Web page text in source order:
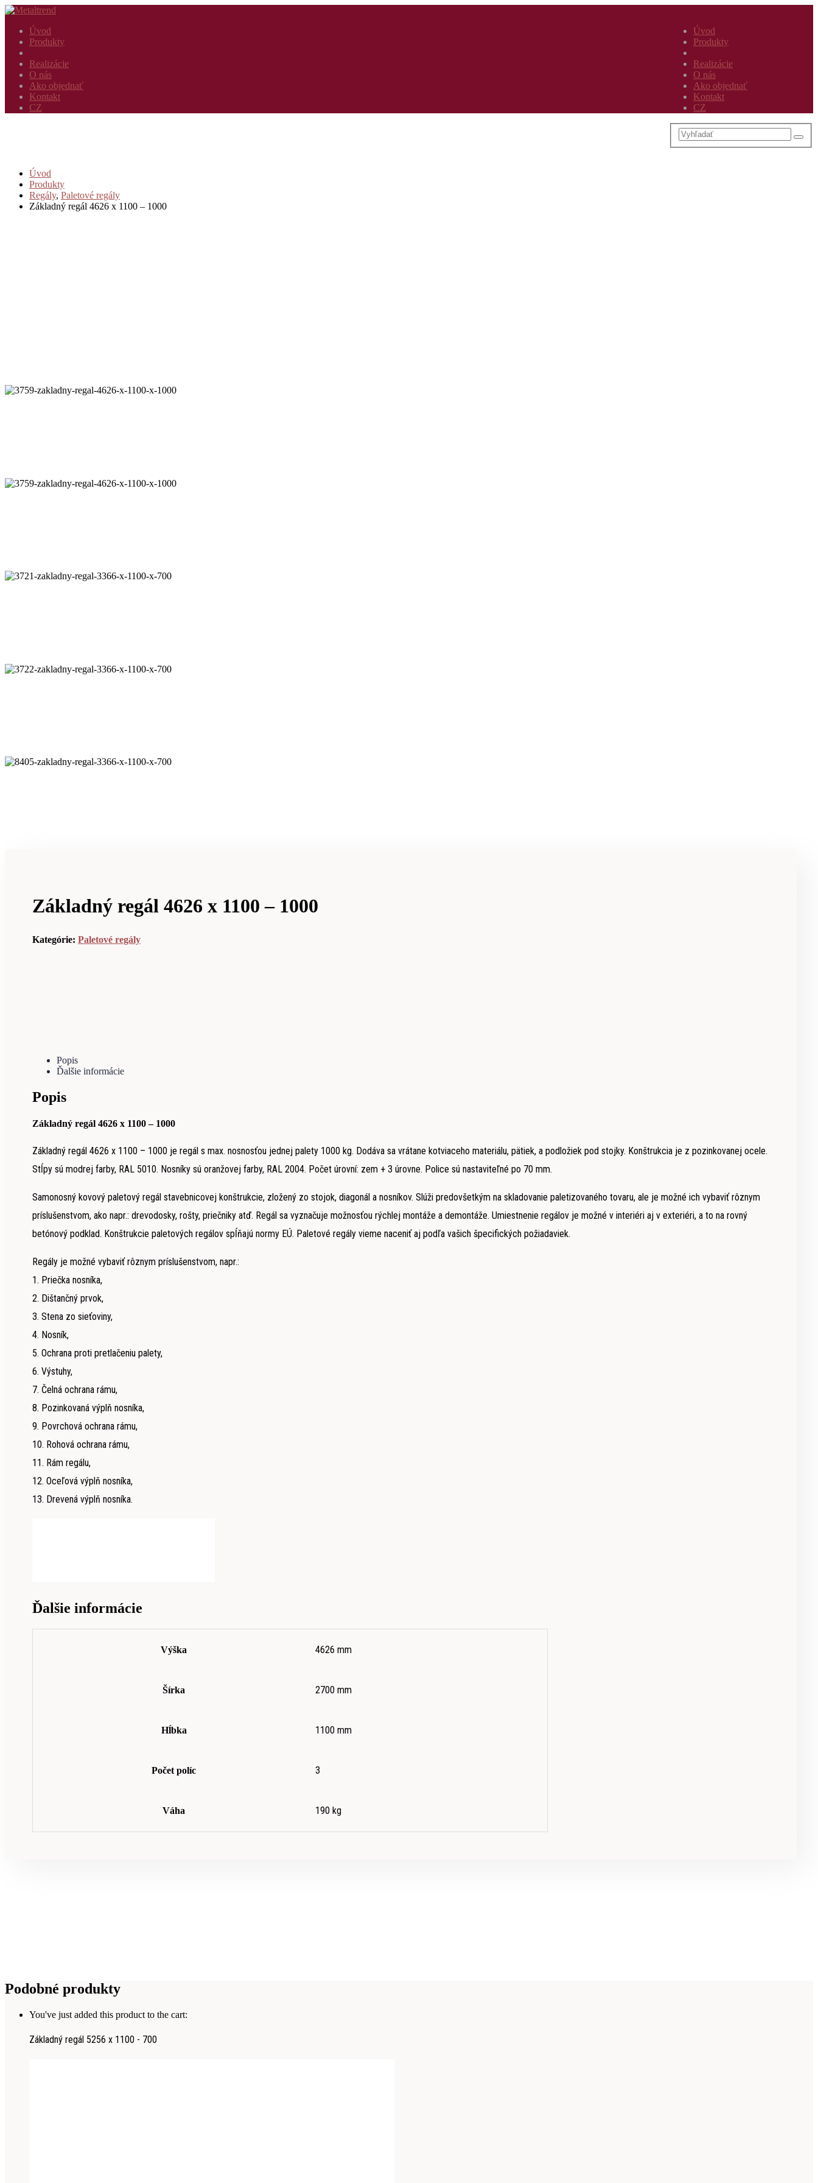
Úvod
Produkty
Realizácie
O nás
Ako objednať
Kontakt
CZ
Úvod
Produkty
Realizácie
O nás
Ako objednať
Kontakt
CZ
Úvod
Produkty
Regály, Paletové regály
Základný regál 4626 x 1100 – 1000
Základný regál 4626 x 1100 – 1000
Kategórie: Paletové regály
Popis
Ďalšie informácie
Popis
Základný regál 4626 x 1100 – 1000
Základný regál 4626 x 1100 – 1000 je regál s max. nosnosťou jednej palety 1000 kg. Dodáva sa vrátane kotviaceho materiálu, pätiek, a podložiek pod stojky. Konštrukcia je z pozinkovanej ocele.
Stĺpy sú modrej farby, RAL 5010. Nosníky sú oranžovej farby, RAL 2004. Počet úrovní: zem + 3 úrovne. Police sú nastaviteľné po 70 mm.
Samonosný kovový paletový regál stavebnicovej konštrukcie, zložený zo stojok, diagonál a nosníkov. Slúži predovšetkým na skladovanie paletizovaného tovaru, ale je možné ich vybaviť rôznym
príslušenstvom, ako napr.: drevodosky, rošty, priečniky atď. Regál sa vyznačuje možnosťou rýchlej montáže a demontáže. Umiestnenie regálov je možné v interiéri aj v exteriéri, a to na rovný
betónový podklad. Konštrukcie paletových regálov spĺňajú normy EÚ. Paletové regály vieme naceniť aj podľa vašich špecifických požiadaviek.
Regály je možné vybaviť rôznym príslušenstvom, napr.:
1. Priečka nosníka,
2. Dištančný prvok,
3. Stena zo sieťoviny,
4. Nosník,
5. Ochrana proti pretlačeniu palety,
6. Výstuhy,
7. Čelná ochrana rámu,
8. Pozinkovaná výplň nosníka,
9. Povrchová ochrana rámu,
10. Rohová ochrana rámu,
11. Rám regálu,
12. Oceľová výplň nosníka,
13. Drevená výplň nosníka.
Ďalšie informácie
Výška 4626 mm
Šírka 2700 mm
Hĺbka 1100 mm
Počet políc 3
Váha 190 kg
Podobné produkty
You've just added this product to the cart:
Základný regál 5256 x 1100 - 700